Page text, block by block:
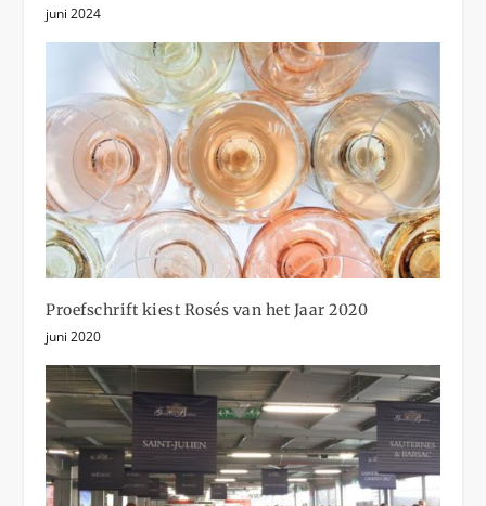
juni 2024
Proefschrift kiest Rosés van het Jaar 2020
juni 2020